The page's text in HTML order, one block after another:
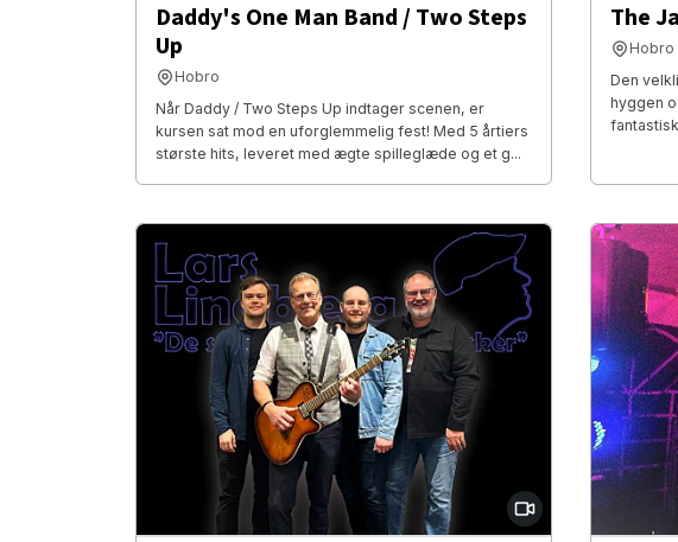
Daddy's One Man Band / Two Steps
Up
Hobro
Når Daddy / Two Steps Up indtager scenen, er
kursen sat mod en uforglemmelig fest! Med 5 årtiers
største hits, leveret med ægte spilleglæde og et g...
The
Hobro
Den
hyggen